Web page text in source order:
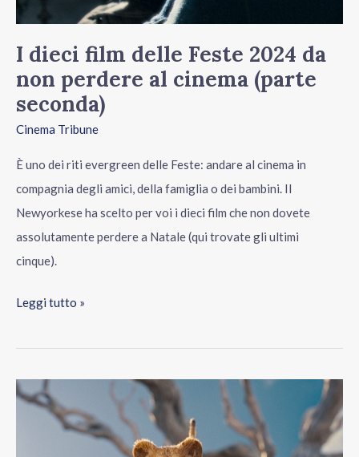
I dieci film delle Feste 2024 da
non perdere al cinema (parte
seconda)
Cinema Tribune
È uno dei riti evergreen delle Feste: andare al cinema in
compagnia degli amici, della famiglia o dei bambini. Il
Newyorkese ha scelto per voi i dieci film che non dovete
assolutamente perdere a Natale (qui trovate gli ultimi
cinque).
perdere
cinema
(parte
seconda)
Leggi tutto »
I